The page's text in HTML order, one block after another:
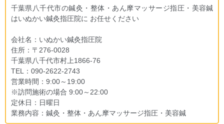
千葉県八千代市の鍼灸・整体・あん摩マッサージ指圧・美容鍼
はいぬかい鍼灸指圧院に お任せください
会社名：いぬかい鍼灸指圧院
住所：〒276-0028
千葉県八千代市村上1866-76
TEL：090-2622-2743
営業時間：9:00～19:00
※訪問施術の場合 9:00～22:00
定休日：日曜日
業務内容：鍼灸・整体・あん摩マッサージ指圧・美容鍼